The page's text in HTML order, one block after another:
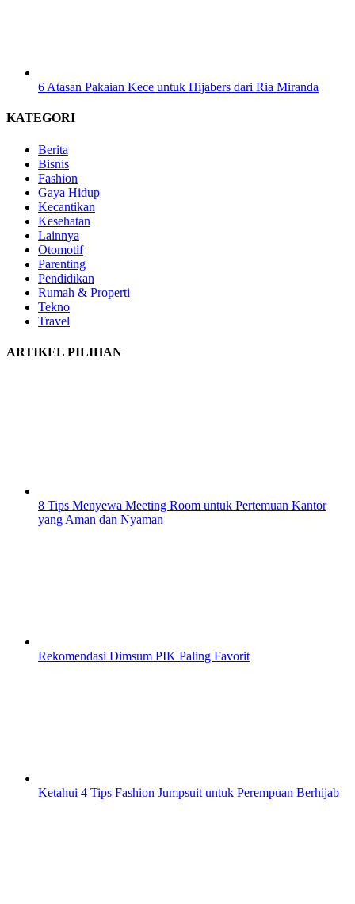
6 Atasan Pakaian Kece untuk Hijabers dari Ria Miranda
KATEGORI
Berita
Bisnis
Fashion
Gaya Hidup
Kecantikan
Kesehatan
Lainnya
Otomotif
Parenting
Pendidikan
Rumah & Properti
Tekno
Travel
ARTIKEL PILIHAN
8 Tips Menyewa Meeting Room untuk Pertemuan Kantor
yang Aman dan Nyaman
Rekomendasi Dimsum PIK Paling Favorit
Ketahui 4 Tips Fashion Jumpsuit untuk Perempuan Berhijab